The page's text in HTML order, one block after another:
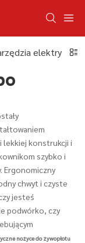
elektryczne
lekkiej konstrukcji i
szybko i
Ergonomiczny
chwyt i czyste
jesteś
podwórko, czy
nożyce do żywopłotu